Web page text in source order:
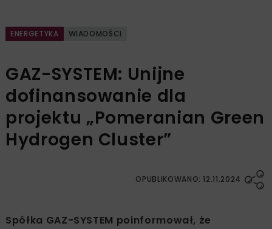
ENERGETYKA WIADOMOŚCI
GAZ-SYSTEM: Unijne
dofinansowanie dla
projektu „Pomeranian Green
Hydrogen Cluster”
OPUBLIKOWANO: 12.11.2024
Spółka GAZ-SYSTEM poinformował, że